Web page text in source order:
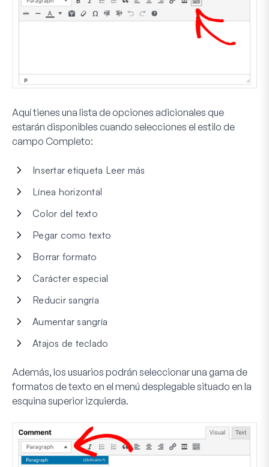
Aquí tienes una lista de opciones adicionales que
estarán disponibles cuando selecciones el estilo de
campo Completo:
Insertar etiqueta Leer más
Línea horizontal
Color del texto
Pegar como texto
Borrar formato
Carácter especial
Reducir sangría
Aumentar sangría
Atajos de teclado
Además, los usuarios podrán seleccionar una gama de
formatos de texto en el menú desplegable situado en la
esquina superior izquierda.